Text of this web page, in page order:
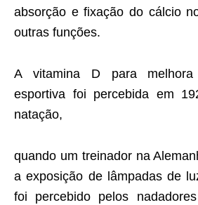
absorção e fixação do cálcio
outras funções.
A vitamina D para melhora
esportiva foi percebida em
natação,
quando um treinador na
a exposição de lâmpadas de
foi percebido pelos